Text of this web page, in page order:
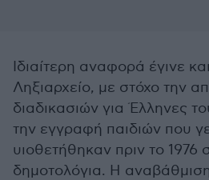
Ιδιαίτερη αναφορά έγινε
Ληξιαρχείο, με στόχο την
διαδικασιών για Έλληνες
την εγγραφή παιδιών που
υιοθετήθηκαν πριν το 1976
δημοτολόγια. Η